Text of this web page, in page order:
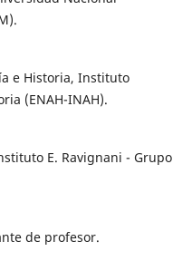
e Historia, Instituto
(ENAH-INAH).
E. Ravignani - Grupo
de profesor.